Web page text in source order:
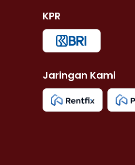
KPR
Jaringan Kami